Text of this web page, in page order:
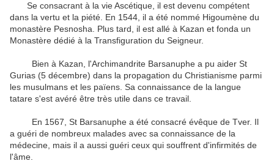
Se consacrant à la vieAscétique il est devenu compétent
dans la vertu et la piété En 1544 il a été nommé Higoumène du
monastère Pesnosha Plus tard il est allé à Kazan et fonda un
Monastère dédié à la Transfiguration du Seigneur.
Bien à Kazan , l'Archimandrite Barsanuphe a pu aider St
Gurias (5 décembre) dans la propagation du Christianisme parmi
les musulmans et les païens Sa connaissance de la langue
tatare s'est avéré être très utile dans ce travail
En 1567 St Barsanuphe a été consacré évêque de Tver. Il
a guéri de nombreux malades avec sa connaissance de la
médecine mais il a aussi guéri ceux qui souffrent d'infirmités de
l'âme